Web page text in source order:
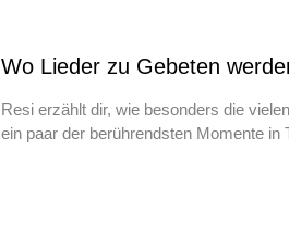
Wo Lieder zu Gebeten
Resi erzählt dir, wie besonders die
ein paar der berührendsten Momente